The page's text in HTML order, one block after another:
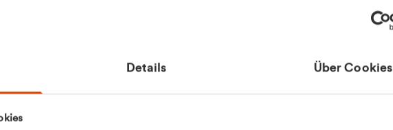
Details Über Cookies
Fehler an. Wir entschuldigen uns für eventuelle